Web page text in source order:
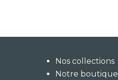
Nos collections
Notre boutique